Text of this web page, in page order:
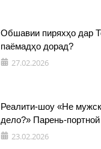
Обшавии пиряхҳо дар
паёмадҳо дорад?
27.02.2026
Реалити-шоу «Не
дело?» Парень-портной
23.02.2026